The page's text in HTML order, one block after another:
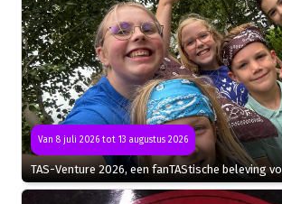
Van 8 juli 2026 tot 13 augustus 2026
TAS-Venture 2026, een fanTAStische beleving